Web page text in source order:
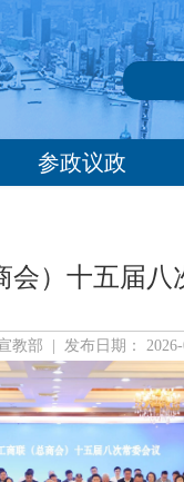
参政议政
会）十五届
教部 | 发布日期： 2026-